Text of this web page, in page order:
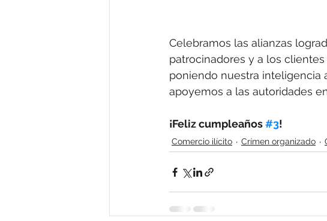
Celebramos las alianzas
patrocinadores y a los
poniendo nuestra inteligencia
apoyemos a las autoridades
¡Feliz cumpleaños #3!
Comercio ilícito Crímen organizado